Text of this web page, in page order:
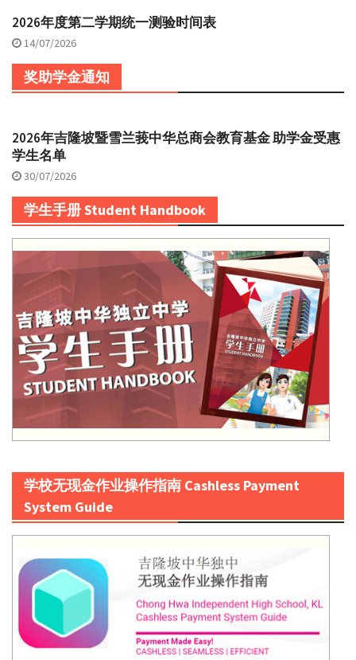
2026年度第二学期统一测验时间表
14/07/2026
奖助学金通知
2026年吉隆坡暨雪兰莪中华总商会教育基金 助学金受惠
学生名单
30/07/2026
学生手册 Student Handbook
学校无现金作业操作指南 Cashless Payment
System Guide